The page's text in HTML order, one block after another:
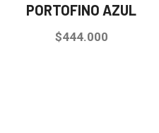
PORTOFINO AZUL
$444.000